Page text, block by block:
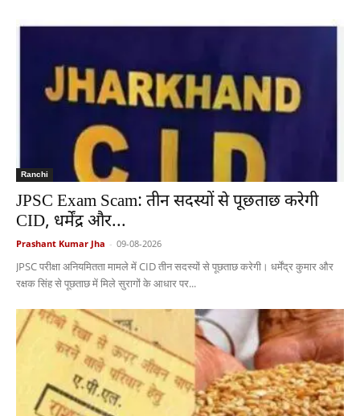
Ranchi
JPSC Exam Scam: तीन सदस्यों से पूछताछ करेगी
CID, धर्मेंद्र और...
Prashant Kumar Jha - 09-08-2026
JPSC परीक्षा अनियमितता मामले में CID तीन सदस्यों से पूछताछ करेगी। धर्मेंद्र कुमार और
रक्षक सिंह से पूछताछ में मिले सुरागों के आधार पर...